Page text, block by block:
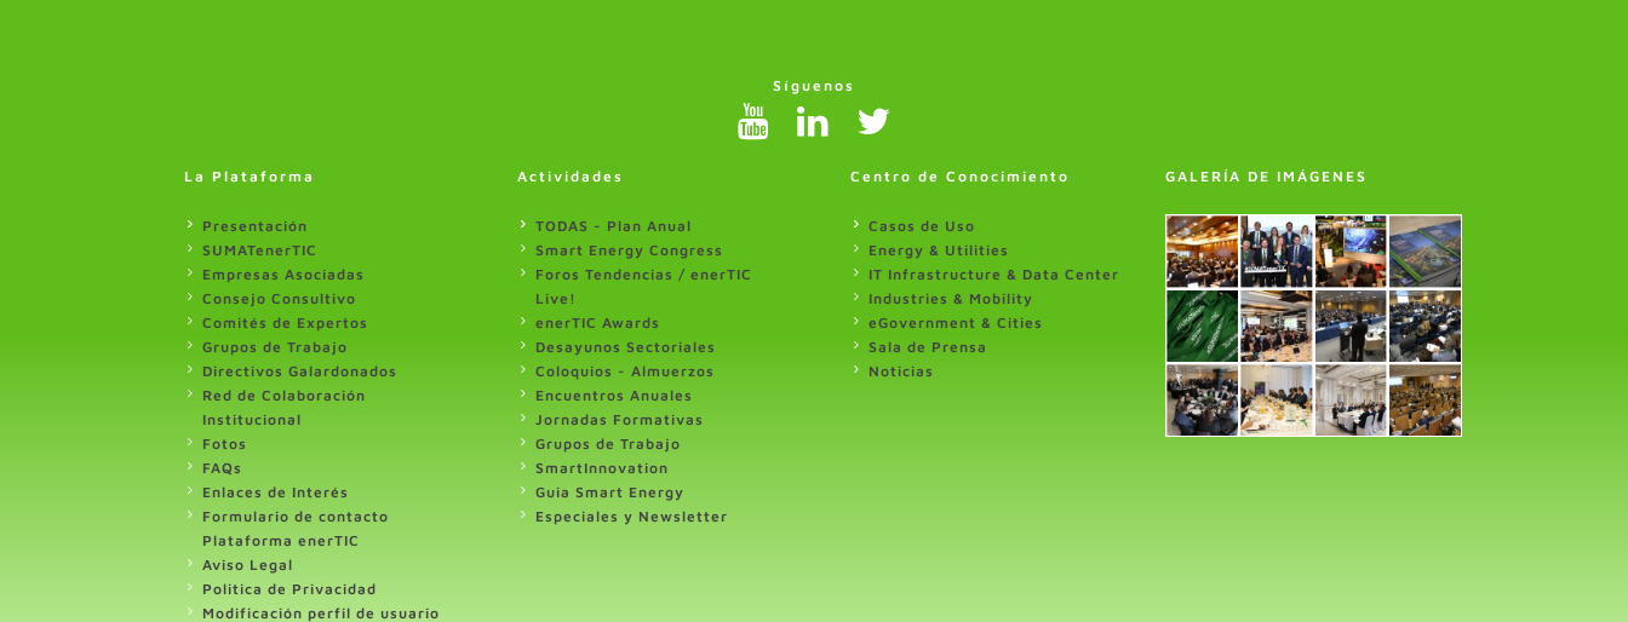
Síguenos
La Plataforma
Presentación
SUMATenerTIC
Empresas Asociadas
Consejo Consultivo
Comités de Expertos
Grupos de Trabajo
Directivos Galardonados
Red de Colaboración
Institucional
Fotos
FAQs
Enlaces de Interés
Formulario de contacto
Plataforma enerTIC
Aviso Legal
Politica de Privacidad
Modificación perfil de usuario
Actividades
TODAS - Plan Anual
Smart Energy Congress
Foros Tendencias / enerTIC
Live!
enerTIC Awards
Desayunos Sectoriales
Coloquios - Almuerzos
Encuentros Anuales
Jornadas Formativas
Grupos de Trabajo
SmartInnovation
Guia Smart Energy
Especiales y Newsletter
Centro de Conocimiento
Casos de Uso
Energy & Utilities
IT Infrastructure & Data Center
Industries & Mobility
eGovernment & Cities
Sala de Prensa
Noticias
GALERÍA DE IMÁGENES